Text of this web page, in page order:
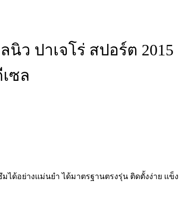
นิว ปาเจโร่ สปอร์ต 2015
ซล
มได้อย่างแม่นยำ ได้มาตรฐานตรงรุ่น ติดตั้งง่าย แข็ง